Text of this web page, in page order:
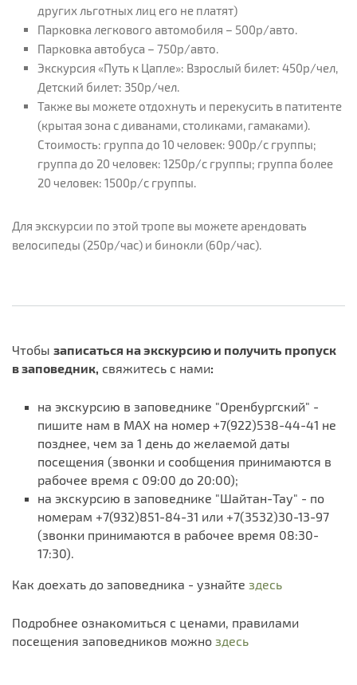
других льготных лиц его не платят)
Парковка легкового автомобиля – 500р/авто.
Парковка автобуса – 750р/авто.
Экскурсия «Путь к Цапле»: Взрослый билет: 450р/чел,
Детский билет: 350р/чел.
Также вы можете отдохнуть и перекусить в патитенте
(крытая зона с диванами, столиками, гамаками).
Стоимость: группа до 10 человек: 900р/с группы;
группа до 20 человек: 1250р/с группы; группа более
20 человек: 1500р/с группы.
Для экскурсии по этой тропе вы можете арендовать
велосипеды (250р/час) и бинокли (60р/час).
Чтобы записаться на экскурсию и получить пропуск
в заповедник, свяжитесь с нами:
на экскурсию в заповеднике "Оренбургский" -
пишите нам в MAX на номер +7(922)538-44-41 не
позднее, чем за 1 день до желаемой даты
посещения (звонки и сообщения принимаются в
рабочее время с 09:00 до 20:00);
на экскурсию в заповеднике "Шайтан-Тау" - по
номерам +7(932)851-84-31 или +7(3532)30-13-97
(звонки принимаются в рабочее время 08:30-
17:30).
Как доехать до заповедника - узнайте здесь
Подробнее ознакомиться с ценами, правилами
посещения заповедников можно здесь